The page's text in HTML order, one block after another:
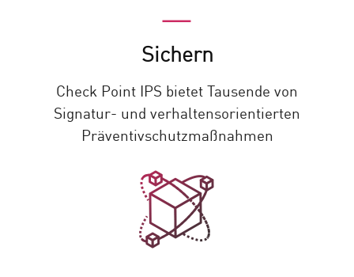
Sichern
Check Point IPS bietet Tausende von
Signatur- und verhaltensorientierten
Präventivschutzmaßnahmen